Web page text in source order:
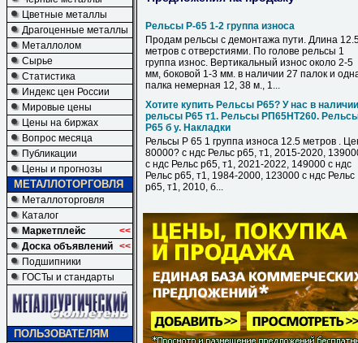
Цветные металлы
Драгоценные металлы
Металлолом
Сырье
Статистика
Индекс цен России
Мировые цены
Цены на биржах
Вопрос месяца
Публикации
Цены и прогнозы
МЕТАЛЛОТОРГОВЛЯ
Металлоторговля
Каталог
Маркетплейс
<<
Доска объявлений <<
Подшипники
ГОСТы и стандарты
ПОЛЬЗОВАТЕЛЯМ
Рельсы Р-65 1-2 группа износа
Продам рельсы с демонтажа пути. Длина
метров с отверстиями. По голове рельсы 1
группа износ. Вертикальный износ около 2-5
мм, боковой 1-3 мм. в наличии 27 палок и
палка немерная 12, 38 м., 1...
Хотите купить Рельсы Р65? У нас в наличии
рельсы Р65 т1. Рельсы РП65НТ260.
Р65 б у. Накладки
Рельсы Р 65 1 группа износа 12.5 метров .
80000? с ндс Рельс р65, т1, 2015-2020,
с ндс Рельс р65, т1, 2021-2022, 149000 с ндс
Рельс р65, т1, 1984-2000, 123000 с ндс Рельс
р65, т1, 2010, б...